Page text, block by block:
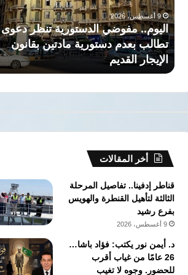
تطالب
بعدم
دستورية
مادتين
بقانون
الإيجار
9 أغسطس، 2026
اليوم.. مفوضي الدستورية تنظر دعوى
تطالب بعدم دستورية مادتين بقانون
الإيجار القديم
أخر المقالات
قناطر إدفينا.. تفاصيل المرحلة
الثالثة لتأهيل القنطرة والهويس
بفرع رشيد
9 أغسطس، 2026
د. أيمن نور يكتب: فؤاد باشا…
26 عامًا من غياب أقرب
للحضور. وجوه لا تغيب